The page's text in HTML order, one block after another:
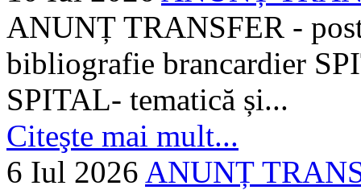
ANUNȚ TRANSFER -
bibliografie brancardier
SPITAL- tematică și...
Citeşte mai mult...
6 Iul 2026 ANUNȚ